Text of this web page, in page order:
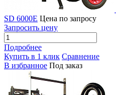
SD 6000E Цена по запросу
Запросить цену
Подробнее
Купить в 1 клик Сравнение
В избранное Под заказ